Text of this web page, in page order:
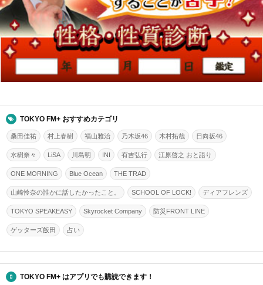
TOKYO FM+ おすすめカテゴリ
桑田佳祐 村上春樹 福山雅治 乃木坂46 木村拓哉 日向坂46
水樹奈々 LiSA 川島明 INI 有吉弘行 江原啓之 おと語り
ONE MORNING Blue Ocean THE TRAD
山崎怜奈の誰かに話したかったこと。 SCHOOL OF LOCK! ディアフレンズ
TOKYO SPEAKEASY Skyrocket Company 防災FRONT LINE
ゲッターズ飯田 占い
TOKYO FM+ はアプリでも購読できます！